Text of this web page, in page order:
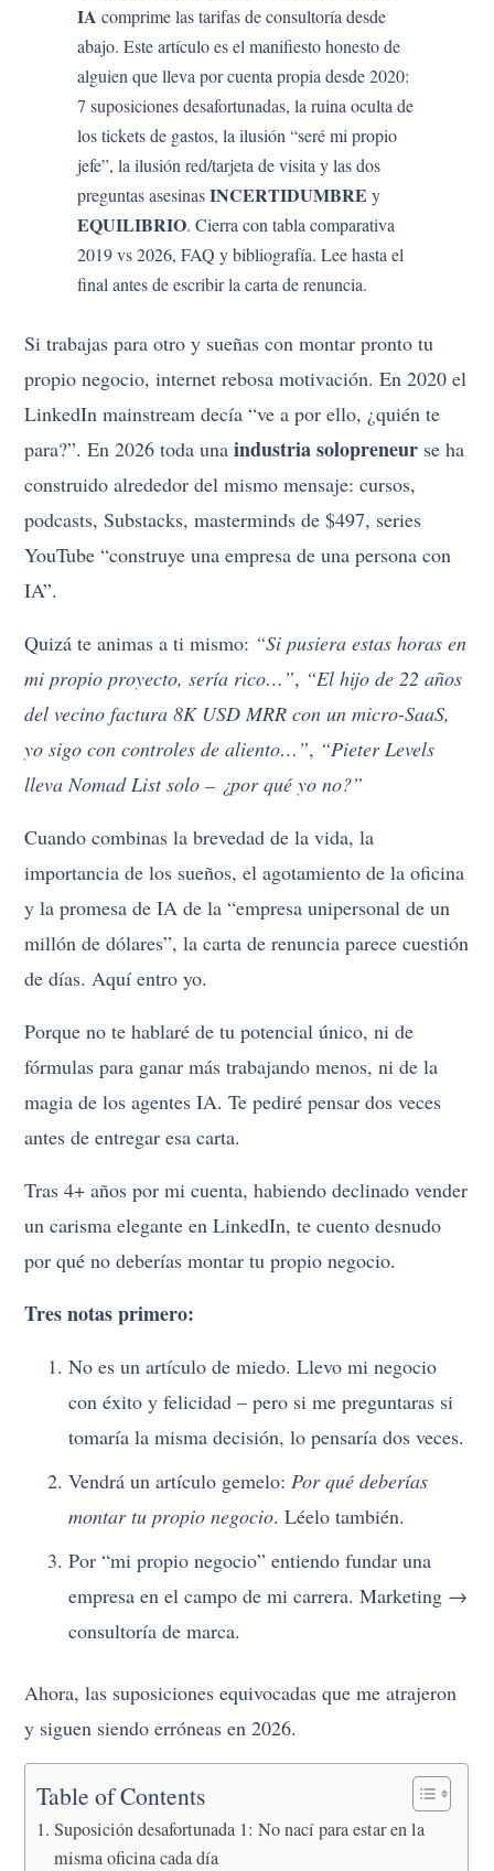
IA comprime las tarifas de consultoría desde
abajo. Este artículo es el manifiesto honesto de
alguien que lleva por cuenta propia desde 2020:
7 suposiciones desafortunadas, la ruina oculta de
los tickets de gastos, la ilusión “seré mi propio
jefe”, la ilusión red/tarjeta de visita y las dos
preguntas asesinasINCERTIDUMBRE y
EQUILIBRIO. Cierra con tabla comparativa
2019 vs 2026, FAQ y bibliografía. Lee hasta el
final antes de escribir la carta de renuncia.
Si trabajas para otro y sueñas con montar pronto tu
propio negocio, internet rebosa motivación. En 2020 el
LinkedIn mainstream decía “ve a por ello, ¿quién te
para?”. En 2026 toda unaindustria solopreneur se ha
construido alrededor del mismo mensaje: cursos,
podcasts, Substacks, masterminds de $497, series
YouTube “construye una empresa de una persona con
IA”.
Quizá te animas a ti mismo: “Si pusiera estas horas en
mi propio proyecto, sería rico…”, “El hijo de 22 años
del vecino factura 8K USD MRR con un micro-SaaS,
yo sigo con controles de aliento…”, “Pieter Levels
lleva Nomad List solo – ¿por qué yo no?”
Cuando combinas la brevedad de la vida, la
importancia de los sueños, el agotamiento de la oficina
y la promesa de IA de la “empresa unipersonal de un
millón de dólares”, la carta de renuncia parece cuestión
de días. Aquí entro yo.
Porque no te hablaré de tu potencial único, ni de
fórmulas para ganar más trabajando menos, ni de la
magia de los agentes IA. Te pediré pensar dos veces
antes de entregar esa carta.
Tras 4+ años por mi cuenta, habiendo declinado vender
un carisma elegante en LinkedIn, te cuento desnudo
por qué no deberías montar tu propio negocio.
Tres notas primero:
No es un artículo de miedo. Llevo mi negocio
con éxito y felicidad – pero si me preguntaras si
tomaría la misma decisión, lo pensaría dos veces.
Vendrá un artículo gemelo: Por qué deberías
montar tu propio negocio. Léelo también.
Por “mi propio negocio” entiendo fundar una
empresa en el campo de mi carrera. Marketing →
consultoría de marca.
Ahora, las suposiciones equivocadas que me atrajeron
y siguen siendo erróneas en 2026.
Table of Contents
Suposición desafortunada 1: No nací para estar en la
misma oficina cada día